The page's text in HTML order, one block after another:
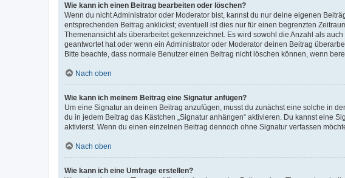
Wie kann ich einen Beitrag bearbeiten oder löschen?
Wenn du nicht Administrator oder Moderator bist, kannst du nur deine eigenen
entsprechenden Beitrag anklickst; eventuell ist dies nur für einen begrenzten
Themenansicht als überarbeitet gekennzeichnet. Es wird sowohl die Anzahl als
geantwortet hat oder wenn ein Administrator oder Moderator deinen Beitrag
Bitte beachte, dass normale Benutzer einen Beitrag nicht löschen können, wenn
Nach oben
Wie kann ich meinem Beitrag eine Signatur anfügen?
Um eine Signatur an deinen Beitrag anzufügen, musst du zunächst eine solche in
du in jedem Beitrag das Kästchen „Signatur anhängen“ aktivieren. Du kannst eine
aktivierst. Wenn du einen einzelnen Beitrag dennoch ohne Signatur verfassen
Nach oben
Wie kann ich eine Umfrage erstellen?